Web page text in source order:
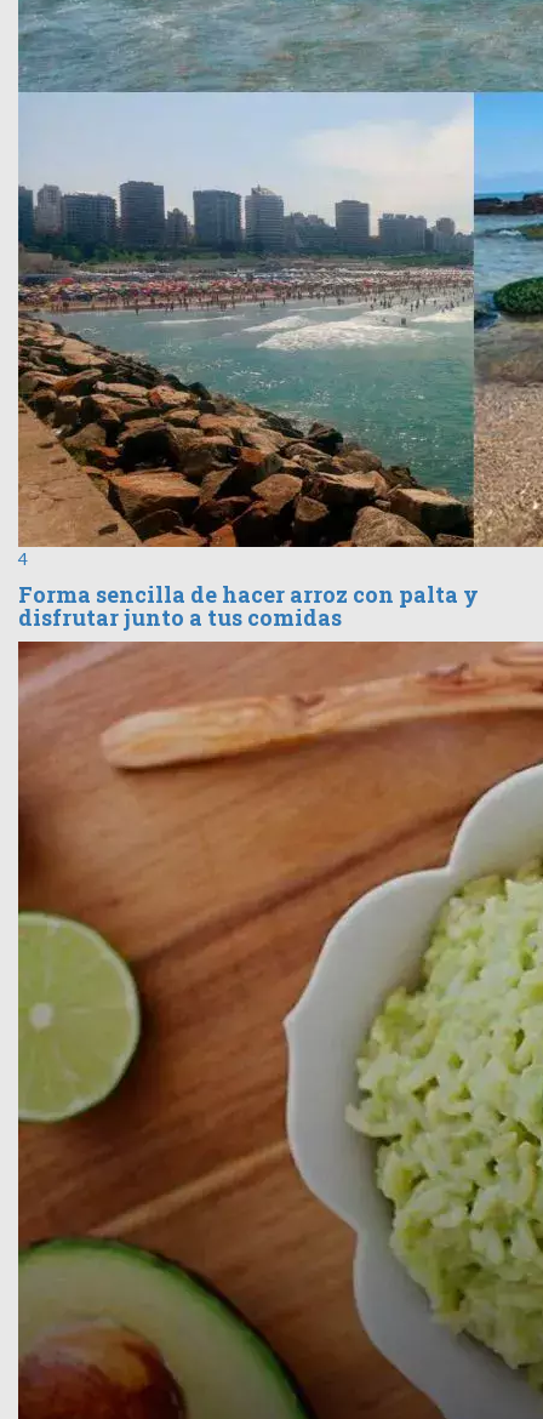
4
Forma sencilla de hacer arroz con palta y
disfrutar junto a tus comidas